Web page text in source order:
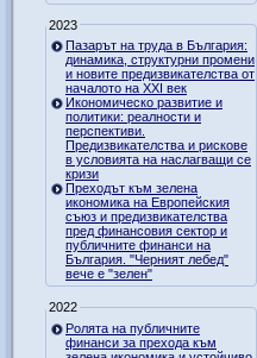
2023
Пазарът на труда в България:
динамика, структурни промени
и новите предизвикателства от
началото на XXI век
Икономическо развитие и
политики: реалности и
перспективи.
Предизвикателства и рискове
в условията на наслагващи се
кризи
Преходът към зелена
икономика на Европейския
съюз и предизвикателства
пред финансовия сектор и
публичните финанси на
България. "Черният лебед"
вече е "зелен"
2022
Ролята на публичните
финанси за прехода към